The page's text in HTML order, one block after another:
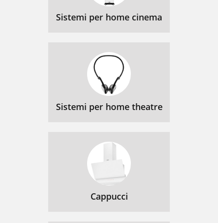
Sistemi per home cinema
Sistemi per home theatre
Cappucci